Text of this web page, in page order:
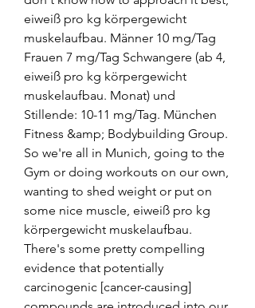
eiweiß pro kg körpergewicht
muskelaufbau. Männer 10 mg/Tag
Frauen 7 mg/Tag Schwangere (ab 4,
eiweiß pro kg körpergewicht
muskelaufbau. Monat) und
Stillende: 10-11 mg/Tag. München
Fitness &amp; Bodybuilding Group.
So we're all in Munich, going to the
Gym or doing workouts on our own,
wanting to shed weight or put on
some nice muscle, eiweiß pro kg
körpergewicht muskelaufbau.
There's some pretty compelling
evidence that potentially
carcinogenic [cancer-causing]